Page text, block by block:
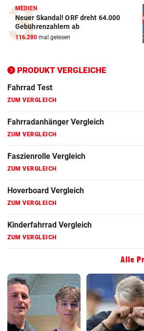
MEDIEN
Neuer Skandal! ORF dreht 64.000
Gebührenzahlern ab
116.280 mal gelesen
PRODUKT VERGLEICHE
Elektro-Scooter Vergleich
ZUM VERGLEICH
ZUM VERGLEICH
Fahrrad Test
ZUM VERGLEICH
Fahrradanhänger Vergleich
ZUM VERGLEICH
Faszienrolle Vergleich
ZUM VERGLEICH
Hoverboard Vergleich
ZUM VERGLEICH
Kinderfahrrad Vergleich
ZUM VERGLEICH
Alle